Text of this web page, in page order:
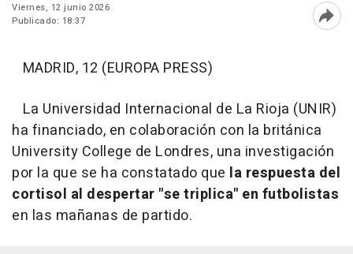
Viernes, 12 junio 2026
Publicado: 18:37
MADRID, 12 (EUROPA PRESS)
La Universidad Internacional de La Rioja (UNIR)
ha financiado, en colaboración con la británica
University College de Londres, una investigación
por la que se ha constatado que la respuesta del
cortisol al despertar "se triplica" en futbolistas
en las mañanas de partido.